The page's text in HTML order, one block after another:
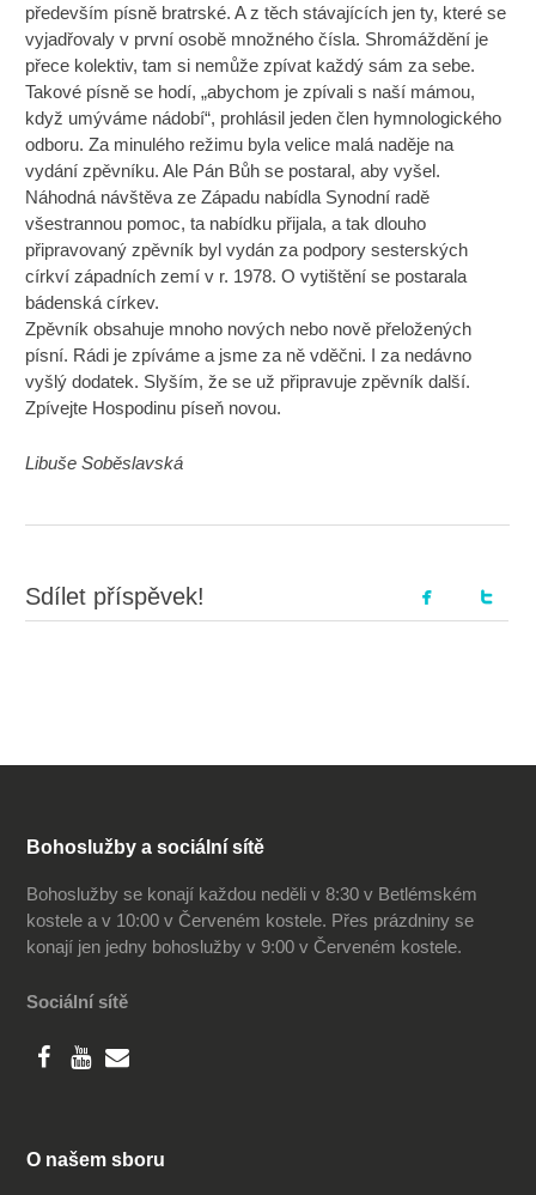
především písně bratrské. A z těch stávajících jen ty, které se
vyjadřovaly v první osobě množného čísla. Shromáždění je
přece kolektiv, tam si nemůže zpívat každý sám za sebe.
Takové písně se hodí, „abychom je zpívali s naší mámou,
když umýváme nádobí“, prohlásil jeden člen hymnologického
odboru. Za minulého režimu byla velice malá naděje na
vydání zpěvníku. Ale Pán Bůh se postaral, aby vyšel.
Náhodná návštěva ze Západu nabídla Synodní radě
všestrannou pomoc, ta nabídku přijala, a tak dlouho
připravovaný zpěvník byl vydán za podpory sesterských
církví západních zemí v r. 1978. O vytištění se postarala
bádenská církev.
Zpěvník obsahuje mnoho nových nebo nově přeložených
písní. Rádi je zpíváme a jsme za ně vděčni. I za nedávno
vyšlý dodatek. Slyším, že se už připravuje zpěvník další.
Zpívejte Hospodinu píseň novou.
Libuše Soběslavská
Sdílet příspěvek!
Bohoslužby a sociální sítě
Bohoslužby se konají každou neděli v 8:30 v Betlémském
kostele a v 10:00 v Červeném kostele. Přes prázdniny se
konají jen jedny bohoslužby v 9:00 v Červeném kostele.
Sociální sítě
O našem sboru